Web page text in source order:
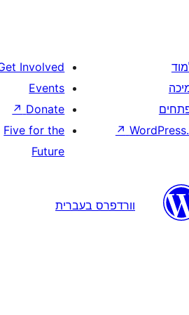
↗
Involved
Events
Donate
↗
Five for the
Future
וורדפרס בעברית